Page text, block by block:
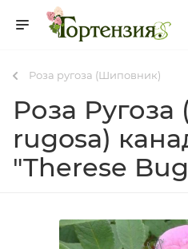
Роза ругоза (Шиповник)
Роза Ругоза
rugosa)
"Therese